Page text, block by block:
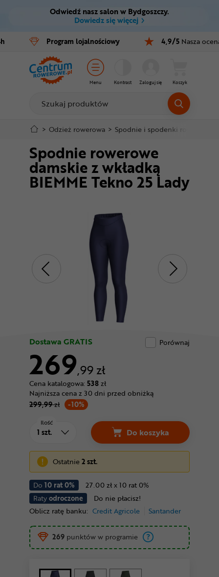
Ctrl M
Menu główne
Informacje o produkcie
Do koszyka
Szczegółowe informacje
Stopka
Mapa strony
Odwiedź nasz salon w Bydgoszczy.
Dowiedz się więcej
Program lojalnościowy 4,9/5 Nasza
Menu Kontrast Zaloguj się Koszyk
Rowery
E-bike
Części
Akcesoria
Odzież
Kaski
Buty
Superoferta
> Odzież rowerowa > Spodnie i spodenki rowerowe
Spodnie rowerowe
damskie z wkładką
BIEMME Tekno 25 Lady
Dostawa GRATIS Porównaj
269,99 zł
Cena katalogowa: 538zł
-10%
Najniższa cena z 30 dni przed obniżką
299,99zł
Do 10 rat 0%
27.00 zł x 10 rat 0%
Ratyodroczone
Do nie płacisz!
Oblicz ratę banku: Credit Agricole Santander
Ilość
Do koszyka
Ostatnie2 szt.
269 punktów w programie